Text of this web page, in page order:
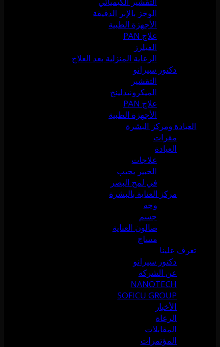
الوخز بالإبر الدقيقة
الأجهزة الطبية
علاج PAN
الفيلرز
الرعاية المنزلية بعد العلاج
دكتور سيرانو
التقشير
الميكرونيدلينج
علاج PAN
الأجهزة الطبية
العيادة ومركز البشرة
مقرات
العيادة
علاجات
الخبير يجيب
في لمح البصر
مركز العناية بالبشرة
وجه
جسم
صالون العناية
مساج
تعرف علينا
دكتور سيرانو
عن الشركة
NANOTECH
SOFICU GROUP
الأخبار
الرعاة
المقابلات
المؤتمرات